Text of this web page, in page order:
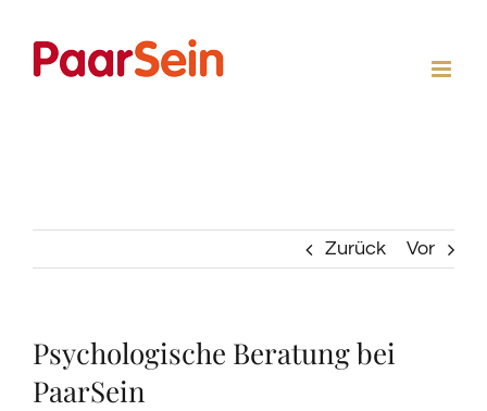
Inhalt
Zurück Vor
Psychologische Beratung bei
PaarSein